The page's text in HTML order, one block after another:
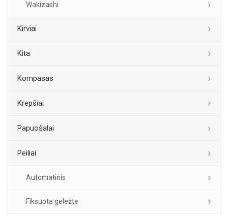
Wakizashi
Kirviai
Kita
Kompasas
Krepšiai
Papuošalai
Peiliai
Automatinis
Fiksuota geležte